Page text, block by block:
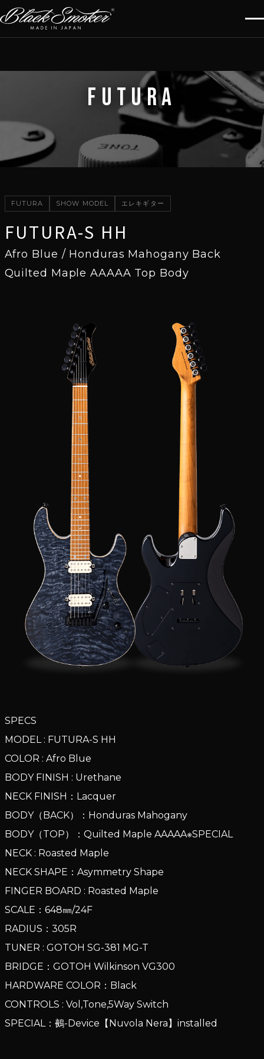
FUTURA
FUTURA SHOW MODEL エレキギター
FUTURA-S HH
Afro Blue / Honduras Mahogany Back
Quilted Maple AAAAA Top Body
SPECS
MODEL : FUTURA-S HH
COLOR : Afro Blue
BODY FINISH : Urethane
NECK FINISH：Lacquer
BODY（BACK）：Honduras Mahogany
BODY（TOP）：Quilted Maple AAAAA※SPECIAL
NECK : Roasted Maple
NECK SHAPE：Asymmetry Shape
FINGER BOARD : Roasted Maple
SCALE：648㎜/24F
RADIUS：305R
TUNER : GOTOH SG-381 MG-T
BRIDGE：GOTOH Wilkinson VG300
HARDWARE COLOR：Black
CONTROLS : Vol,Tone,5Way Switch
SPECIAL：鵺-Device【Nuvola Nera】installed